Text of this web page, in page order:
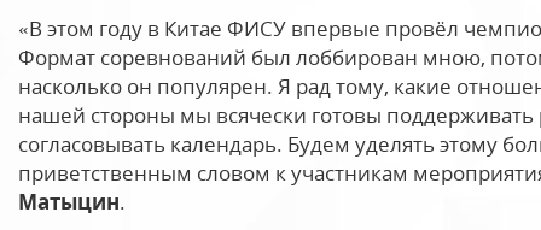
«В этом году в Китае ФИСУ впервые провёл
Формат соревнований был лоббирован мною,
насколько он популярен. Я рад тому, какие
нашей стороны мы всячески готовы
согласовывать календарь. Будем уделять этому
приветственным словом к участникам
Матыцин.